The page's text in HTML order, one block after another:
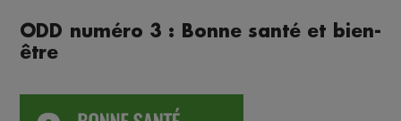
ODD numéro 3 : Bonne santé et bien-
être